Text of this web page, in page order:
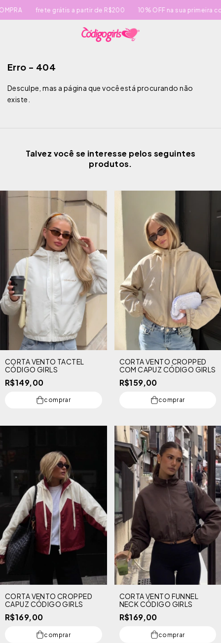
frete grátis a partir de R$200 10% OFF na sua primeira
Erro - 404
Desculpe, mas a página que você está procurando não
existe.
Talvez você se interesse pelos seguintes
produtos.
CORTA VENTO TACTEL
CÓDIGO GIRLS
R$149,00
comprar
CORTA VENTO CROPPED
COM CAPUZ CÓDIGO GIRLS
R$159,00
comprar
CORTA VENTO CROPPED
CAPUZ CÓDIGO GIRLS
R$169,00
comprar
CORTA VENTO FUNNEL
NECK CÓDIGO GIRLS
R$169,00
comprar